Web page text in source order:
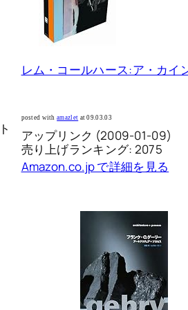
レム・コールハース:ア・カイ
posted withamazlet at 09.03.03
アップリンク (2009-01-09)
売り上げランキング: 2075
Amazon.co.jp で詳細を見る